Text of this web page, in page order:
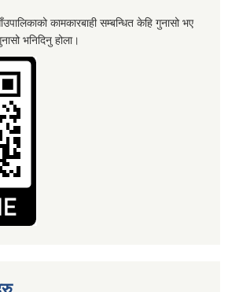
कामकारबाही सम्बन्धित केहि गुनासो भए
भनिदिनु होला।